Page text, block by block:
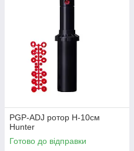
PGP-ADJ ротор H-10см
Hunter
Готово до відправки